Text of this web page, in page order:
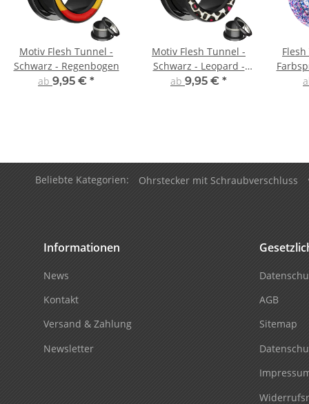
Motiv Flesh Tunnel -
Schwarz - Regenbogen
ab 9,95 € *
Motiv Flesh Tunnel -
Schwarz - Leopard -
Weiß
ab 9,95 € *
Beliebte Kategorien: Ohrstecker mit Schraubverschluss
Informationen
News
Kontakt
Versand & Zahlung
Newsletter
AGB
Sitemap